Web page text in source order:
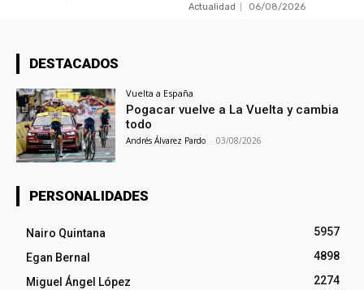
Actualidad 06/08/2026
DESTACADOS
Vuelta a España
Pogacar vuelve a La Vuelta y cambia
todo
Andrés Álvarez Pardo - 03/08/2026
PERSONALIDADES
Nairo Quintana
5957
Egan Bernal
4898
Miguel Ángel López
2274